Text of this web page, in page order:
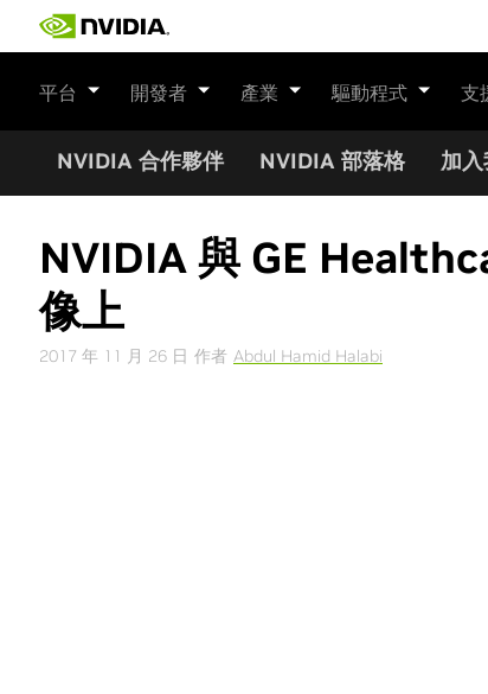
平台 開發者 產業 驅動程式 支
NVIDIA 合作夥伴 NVIDIA 部落格 加
NVIDIA 與 GE
像上
2017 年 11 月 26 日 作者 Abdul Hamid Halabi